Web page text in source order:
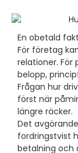
En obetald
För företag
relationer. För
belopp,
Frågan hur
först när
längre räcker.
Det
fordringstvist
betalning och